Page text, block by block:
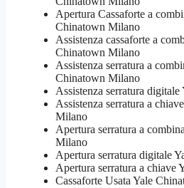
​Apertura Cassaforte a
Chinatown Milano
Assistenza cassaforte a
Chinatown Milano
​Assistenza serratura​ ​a
Chinatown Milano
Assistenza serratura
Assistenza serratura ​a
Milano
​Apertura serratura​ ​a
Milano
Apertura serratura​ ​digitale
​Apertura serratura​ ​a chiave
​Cassaforte Usata Yale